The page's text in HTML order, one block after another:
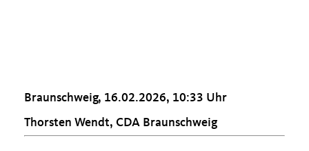
Braunschweig, 16.02.2026, 10:33 Uhr
Thorsten Wendt, CDA Braunschweig